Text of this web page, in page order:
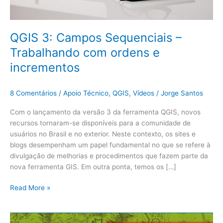
QGIS 3: Campos Sequenciais –
Trabalhando com ordens e
incrementos
8 Comentários / Apoio Técnico, QGIS, Vídeos / Jorge Santos
Com o lançamento da versão 3 da ferramenta QGIS, novos
recursos tornaram-se disponíveis para a comunidade de
usuários no Brasil e no exterior. Neste contexto, os sites e
blogs desempenham um papel fundamental no que se refere à
divulgação de melhorias e procedimentos que fazem parte da
nova ferramenta GIS. Em outra ponta, temos os […]
Read More »
Instalação